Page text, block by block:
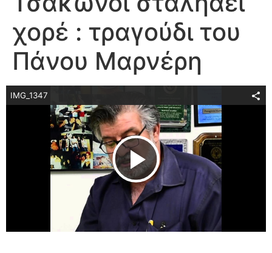
χορέ : τραγούδι του
Πάνου Μαρνέρη
IMG_1347
Play Video